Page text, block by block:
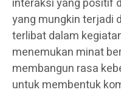
yang mungkin terjadi
terlibat dalam
menemukan minat
membangun rasa
untuk membentuk